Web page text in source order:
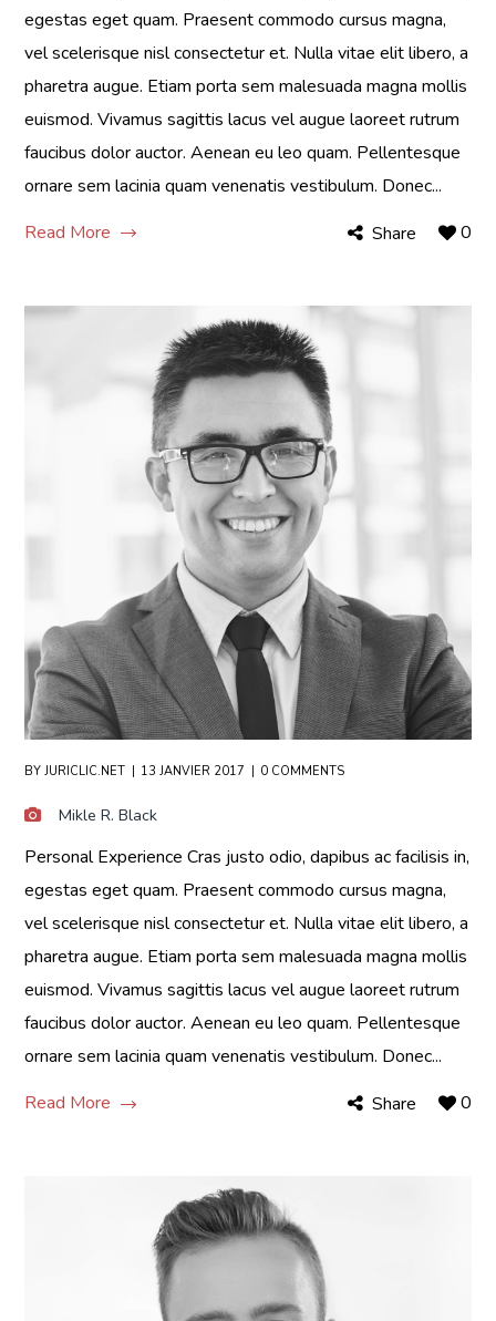
egestas eget quam. Praesent commodo cursus magna,
vel scelerisque nisl consectetur et. Nulla vitae elit libero, a
pharetra augue. Etiam porta sem malesuada magna mollis
euismod. Vivamus sagittis lacus vel augue laoreet rutrum
faucibus dolor auctor. Aenean eu leo quam. Pellentesque
ornare sem lacinia quam venenatis vestibulum. Donec...
Read More
Share 0
BYJURICLIC.NET 13 JANVIER 2017 0 COMMENTS
Mikle R. Black
Personal Experience Cras justo odio, dapibus ac facilisis in,
egestas eget quam. Praesent commodo cursus magna,
vel scelerisque nisl consectetur et. Nulla vitae elit libero, a
pharetra augue. Etiam porta sem malesuada magna mollis
euismod. Vivamus sagittis lacus vel augue laoreet rutrum
faucibus dolor auctor. Aenean eu leo quam. Pellentesque
ornare sem lacinia quam venenatis vestibulum. Donec...
Read More
Share 0